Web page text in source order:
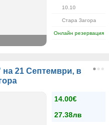
10.10
Стара Загора
Онлайн резервация
на 21 Септември, в
14.00€
27.38лв